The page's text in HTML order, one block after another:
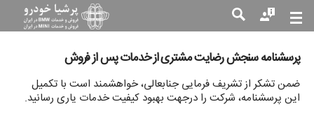
جست
جو
پرسشنامه سنجش رضایت مشتری از خدمات پس از فروش
ضمن تشکر از تشریف فرمایی جنابعالی، خواهشمند است با تکمیل
این پرسشنامه، شرکت را درجهت بهبود کیفیت خدمات یاری رسانید.